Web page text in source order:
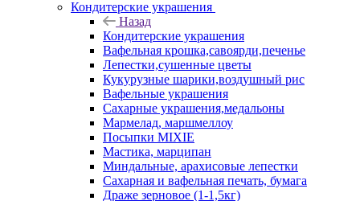
Кондитерские украшения
Назад
Кондитерские украшения
Вафельная крошка,савоярди,печенье
Лепестки,сушенные цветы
Кукурузные шарики,воздушный рис
Вафельные украшения
Сахарные украшения,медальоны
Мармелад, маршмеллоу
Посыпки MIXIE
Мастика, марципан
Миндальные, арахисовые лепестки
Сахарная и вафельная печать, бумага
Драже зерновое (1-1,5кг)